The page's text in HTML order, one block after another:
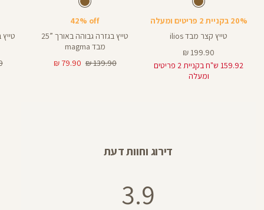
20% בקניית 2 פריטים ומעלה
טייץ קצר מבד ilios
מחיר
מוצר
199.90 ₪
159.92 ש"ח בקניית 2 פריטים
ומעלה
28
42% off
טייץ בגזרה גבוהה באורך ”25
מבד magma
מחיר
79.90 ₪
מחיר
139.90 ₪
25
דירוג וחוות דעת
3.9